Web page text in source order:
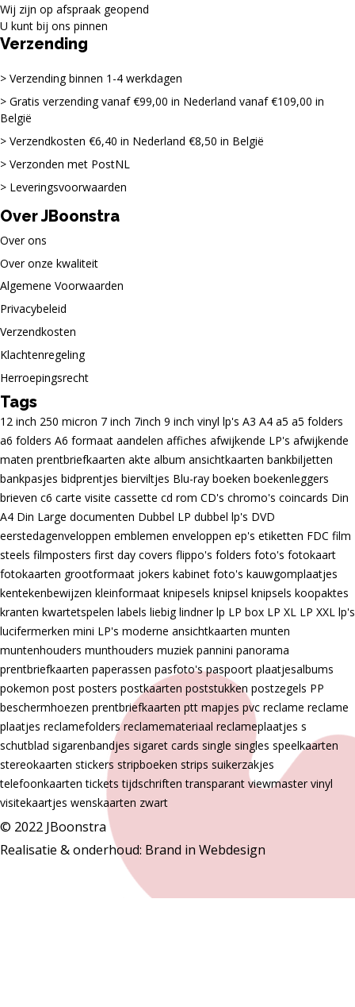
Wij zijn op afspraak geopend
U kunt bij ons pinnen
Verzending
Verzending binnen 1-4 werkdagen
Gratis verzending vanaf €99,00 in Nederland vanaf €109,00 in
België
Verzendkosten €6,40 in Nederland €8,50 in België
Verzonden met PostNL
Leveringsvoorwaarden
Over JBoonstra
Over ons
Over onze kwaliteit
Algemene Voorwaarden
Privacybeleid
Verzendkosten
Klachtenregeling
Herroepingsrecht
Tags
12 inch 250 micron 7 inch 7inch 9 inch vinyl lp's A3 A4 a5 a5 folders
a6 folders A6 formaat aandelen affiches afwijkende LP's afwijkende
maten prentbriefkaarten akte album ansichtkaarten bankbiljetten
bankpasjes bidprentjes bierviltjes Blu-ray boeken boekenleggers
brieven c6 carte visite cassette cd rom CD's chromo's coincards Din
A4 Din Large documenten Dubbel LP dubbel lp's DVD
eerstedagenveloppen emblemen enveloppen ep's etiketten FDC film
steels filmposters first day covers flippo's folders foto's fotokaart
fotokaarten grootformaat jokers kabinet foto's kauwgomplaatjes
kentekenbewijzen kleinformaat knipesels knipsel knipsels koopaktes
kranten kwartetspelen labels liebig lindner lp LP box LP XL LP XXL lp's
lucifermerken mini LP's moderne ansichtkaarten munten
muntenhouders munthouders muziek pannini panorama
prentbriefkaarten paperassen pasfoto's paspoort plaatjesalbums
pokemon post posters postkaarten poststukken postzegels PP
beschermhoezen prentbriefkaarten ptt mapjes pvc reclame reclame
plaatjes reclamefolders reclamemateriaal reclameplaatjes s
schutblad sigarenbandjes sigaret cards single singles speelkaarten
stereokaarten stickers stripboeken strips suikerzakjes
telefoonkaarten tickets tijdschriften transparant viewmaster vinyl
visitekaartjes wenskaarten zwart
© 2022 JBoonstra
Realisatie & onderhoud: Brand in Webdesign